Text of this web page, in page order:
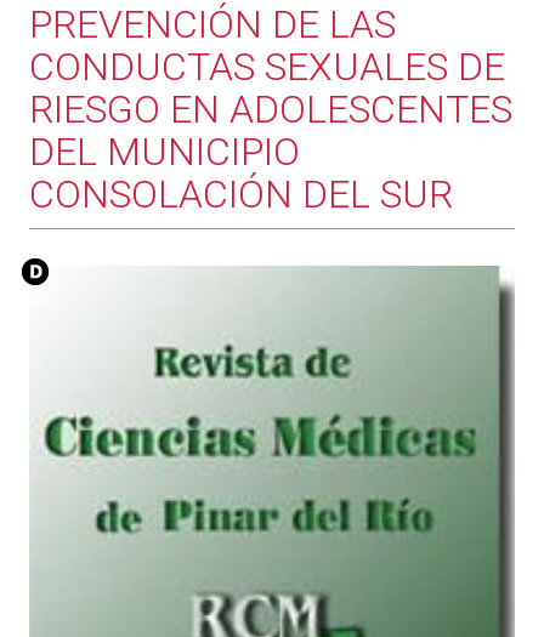
PREVENCIÓN DE LAS
CONDUCTAS SEXUALES DE
RIESGO EN ADOLESCENTES
DEL MUNICIPIO
CONSOLACIÓN DEL SUR